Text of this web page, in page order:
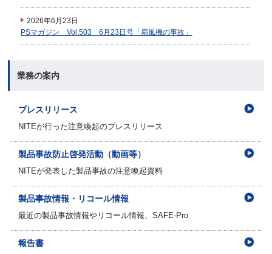
2026年6月23日
PSマガジン Vol.503 6月23日号「扇風機の事故」
業務の案内
プレスリリース
NITEが行った注意喚起のプレスリリース
製品事故防止啓発活動（動画等）
NITEが発表した製品事故の注意喚起資料
製品事故情報・リコール情報
最近の製品事故情報やリコール情報、SAFE-Pro
報告書